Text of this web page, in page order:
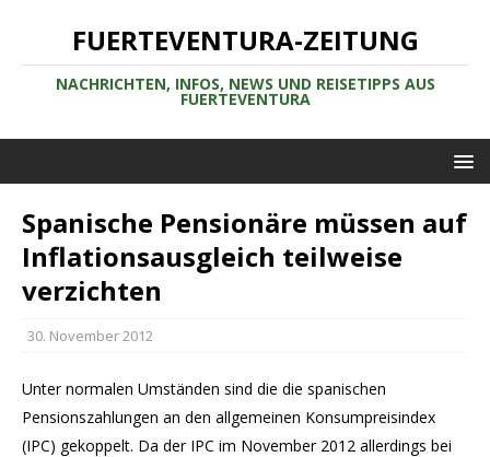
FUERTEVENTURA-ZEITUNG
NACHRICHTEN, INFOS, NEWS UND REISETIPPS AUS
FUERTEVENTURA
Spanische Pensionäre müssen auf
Inflationsausgleich teilweise
verzichten
30. November 2012
Unter normalen Umständen sind die die spanischen
Pensionszahlungen an den allgemeinen Konsumpreisindex
(IPC) gekoppelt. Da der IPC im November 2012 allerdings bei